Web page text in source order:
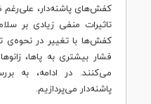
کفش‌های پاشنه‌دار،
تاثیرات منفی زیادی بر
کفش‌ها با تغییر در نحوه‌ی
فشار بیشتری به پاها،
می‌کنند. در ادامه، به
پاشنه‌دار می‌پردازیم.